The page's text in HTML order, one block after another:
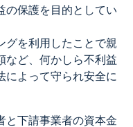
の保護を目的としてい
グを利用したことで親
など、何かしら不利益
によって守られ安全に
と下請事業者の資本金